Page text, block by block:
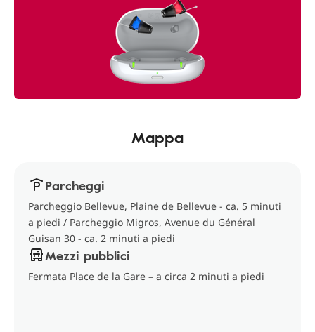
Mappa
Parcheggi
Parcheggio Bellevue, Plaine de Bellevue - ca. 5 minuti
a piedi / Parcheggio Migros, Avenue du Général
Guisan 30 - ca. 2 minuti a piedi
Mezzi pubblici
Fermata Place de la Gare – a circa 2 minuti a piedi